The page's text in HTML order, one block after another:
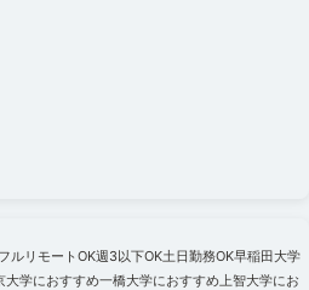
フルリモートOK週3以下OK土日勤務OK早稲田大学
大学におすすめ一橋大学におすすめ上智大学にお